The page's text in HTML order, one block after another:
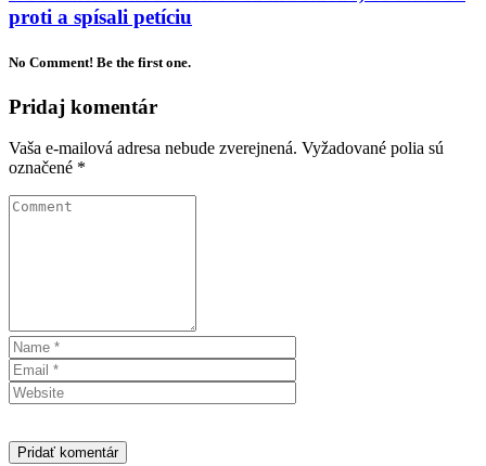
proti a spísali petíciu
No Comment! Be the first one.
Pridaj komentár
Vaša e-mailová adresa nebude zverejnená. Vyžadované polia sú
označené *